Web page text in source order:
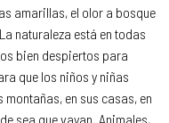
amarillas, el olor a bosque
naturaleza está en todas
bien despiertos para
que los niños y niñas
en sus casas, en
sea que vayan. Animales,